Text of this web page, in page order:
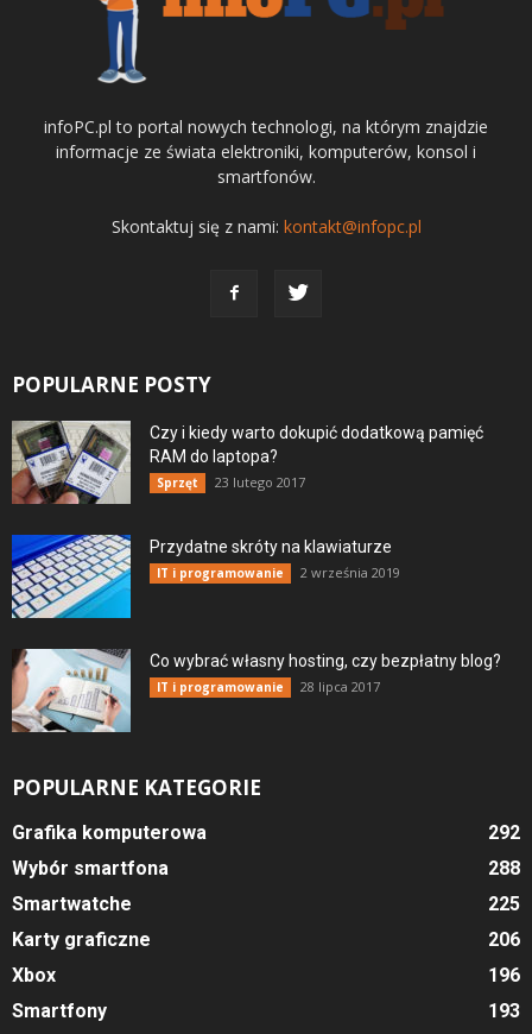
infoPC.pl to portal nowych technologi, na którym znajdzie
informacje ze świata elektroniki, komputerów, konsol i
smartfonów.
Skontaktuj się z nami: kontakt@infopc.pl
POPULARNE POSTY
Czy i kiedy warto dokupić dodatkową pamięć
RAM do laptopa?
Sprzęt 23 lutego 2017
Przydatne skróty na klawiaturze
IT i programowanie 2 września 2019
Co wybrać własny hosting, czy bezpłatny blog?
IT i programowanie 28 lipca 2017
POPULARNE KATEGORIE
Grafika komputerowa
292
Wybór smartfona
288
Smartwatche
225
Karty graficzne
206
Xbox
196
Smartfony
193